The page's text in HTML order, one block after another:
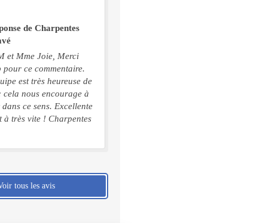
de Charpentes
et Mme Joie, Merci
pour ce commentaire.
est très heureuse de
cela nous encourage à
ce sens. Excellente
à très vite ! Charpentes
tous les avis